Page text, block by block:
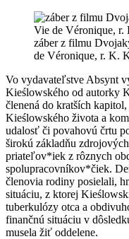
záber z filmu
de Véronique, r. K.
Vo vydavateľstve Absynt
Kieślowského od autorky
členená do kratších
Kieślowského života a
udalosť či povahovú črtu
širokú základňu
priateľov*iek z rôznych
spolupracovníkov*čiek.
členovia rodiny posielali,
situáciu, z ktorej
tuberkulózy otca a
finančnú situáciu v
musela žiť oddelene.